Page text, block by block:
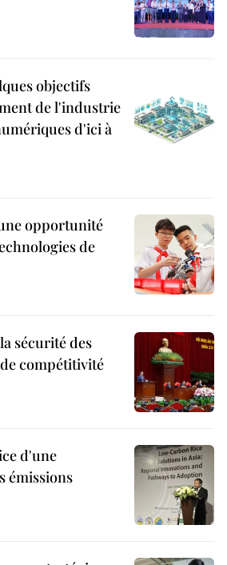
objectifs
de l'industrie
d'ici à
opportunité
de
sécurité des
compétitivité
d'une
émissions